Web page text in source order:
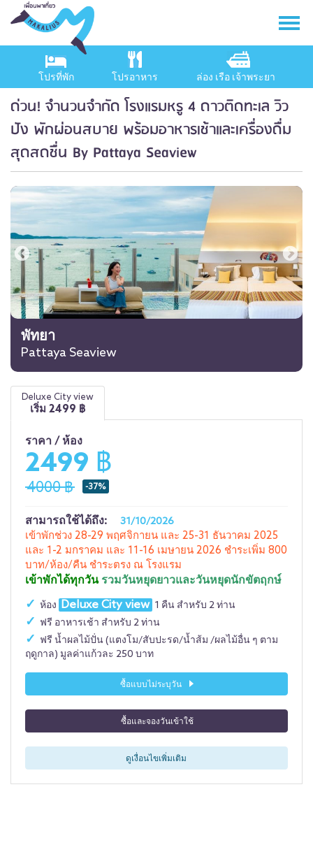
โปรที่พัก โปรอาหาร ล่อง เรือ เจ้าพระยา
ด่วน! จำนวนจำกัด โรงแรมหรู 4 ดาวติดทะเล วิว
ปัง พักผ่อนสบาย พร้อมอาหารเช้าและเครื่องดื่ม
สุดสดชื่น By Pattaya Seaview
พัทยา
Pattaya Seaview
Deluxe City view
เริ่ม 2499 ฿
ราคา / ห้อง
2499 ฿
4000 ฿ -37%
สามารถใช้ได้ถึง: 31/10/2026
เข้าพักช่วง 28-29 พฤศจิกายน และ 25-31 ธันวาคม 2025
และ 1-2 มกราคม และ 11-16 เมษายน 2026 ชำระเพิ่ม 800
บาท/ห้อง/คืน ชำระตรง ณ โรงแรม
เข้าพักได้ทุกวันรวมวันหยุดยาวและวันหยุดนักขัตฤกษ์
ห้อง Deluxe City view 1 คืน สำหรับ 2 ท่าน
ฟรี อาหารเช้า สำหรับ 2 ท่าน
ฟรี น้ำผลไม้ปั่น (แตงโม/สับปะรด/น้ำส้ม /ผลไม้อื่น ๆ ตาม
ฤดูกาล) มูลค่าแก้วละ 250 บาท
ซื้อแบบไม่ระบุวัน
ซื้อและจองวันเข้าใช้
ดูเงื่อนไขเพิ่มเติม